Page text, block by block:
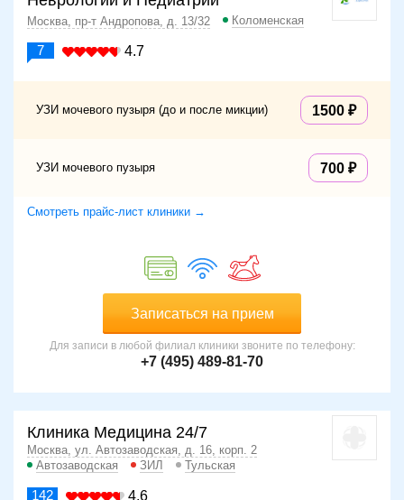
Москва, пр-т Андропова, д. 13/32 Коломенская
7 4.7
УЗИ мочевого пузыря (до и после микции) 1500
УЗИ мочевого пузыря 700
Смотреть прайс-лист клиники →
Записаться на прием
Для записи в любой филиал клиники звоните по телефону:
+7 (495) 489-81-70
Клиника Медицина 24/7
Москва, ул. Автозаводская, д. 16, корп. 2
Автозаводская
ЗИЛ Тульская
142 4.6